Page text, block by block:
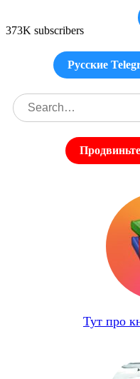
373K subscribers
Русские
Тут про